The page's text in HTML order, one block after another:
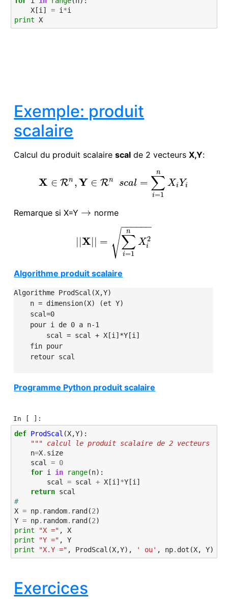
X[i ] = i *i
print X
Exemple: produit
scalaire
Calcul du produit scalairescal de 2 vecteursX,Y:
X ∈ Rn ,Y ∈ Rn scal = ∑
i=1
n
XiYi
X∈R n,Y ∈Rn s al=∑ =1 Xi
Remarque si X=Y →
→ norme
X = ∑
i=1
n
X2
i
− −
−−−−
√
|| |= i = 1nX 2
Algorithme produit scalaire
Algorithme ProdScal(X,Y)
    n = dimension(X) (et Y)
    scal=0
    pour i de 0 a n-1
        scal = scal + X[i]*Y[i]
    fin pour
    retour scal
Programme Python produit scalaire
In [ ]:
def ProdScal (X,Y):
""" calcul le produit scalaire de 2 vecteurs """
n=X. size
scal
= 0
for i in range(n):
scal
= scal + X[i ]*Y[i ]
return scal
#
X = np. random. rand(2)
Y = np. random. rand(2)
print
"X =" ,
X
print
"Y =" ,
Y
print
"X.Y =" , ProdScal (X,Y), ' ou' , np. dot (X, Y)
Exercices